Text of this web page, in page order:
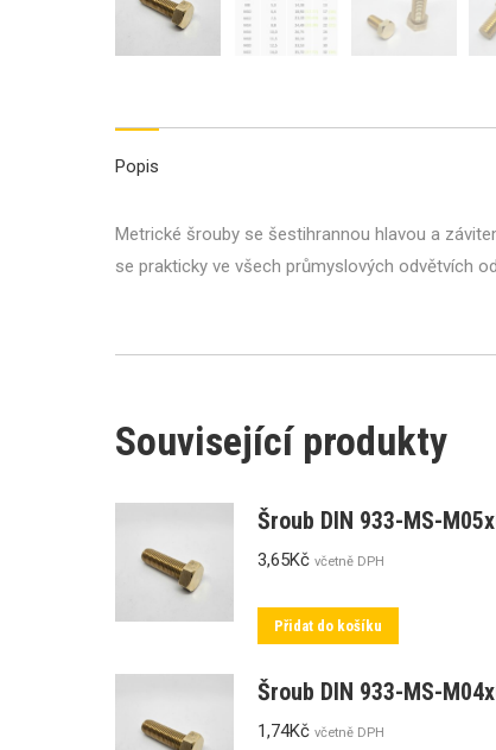
Popis
Metrické šrouby se šestihrannou hlavou a
se prakticky ve všech průmyslových odvětvích
Související produkty
Šroub DIN 933-MS-
3,65Kč včetně DPH
Přidat do košíku
Šroub DIN 933-MS-
1,74Kč včetně DPH